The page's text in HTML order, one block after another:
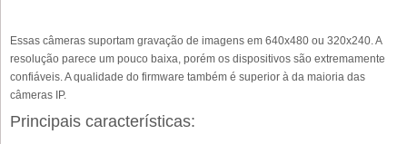
Essas câmeras suportam gravação de imagens em 640x480 ou 320x240. A
resolução parece um pouco baixa, porém os dispositivos são extremamente
confiáveis. A qualidade do firmware também é superior à da maioria das
câmeras IP.
Principais características: